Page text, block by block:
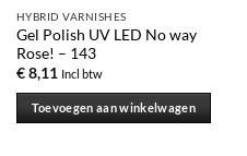
HYBRID VARNISHES
Gel Polish UV LED No way
Rose! – 143
€8,11 Incl btw
Toevoegen aan winkelwagen